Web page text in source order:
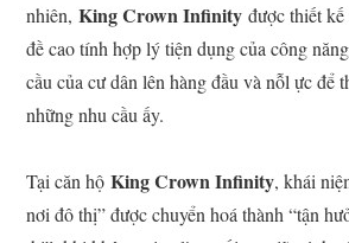
nhiên,King Crown Infinity được thiết
đề cao tính hợp lý tiện dụng của công
cầu của cư dân lên hàng đầu và nỗl ực để
những nhu cầu ấy.
Tại căn hộKing Crown Infinity, khái
nơi đô thị” được chuyển hoá thành “tận